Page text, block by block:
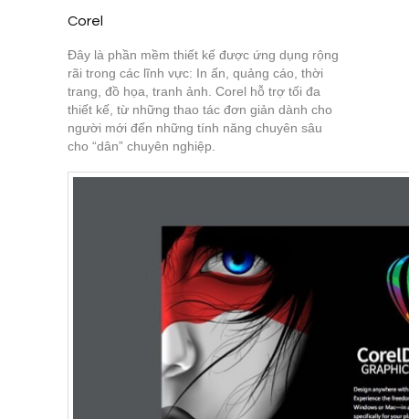
Corel
Đây là phần mềm thiết kế được ứng dụng rộng
rãi trong các lĩnh vực: In ấn, quảng cáo, thời
trang, đồ họa, tranh ảnh. Corel hỗ trợ tối đa
thiết kế, từ những thao tác đơn giản dành cho
người mới đến những tính năng chuyên sâu
cho “dân” chuyên nghiệp.